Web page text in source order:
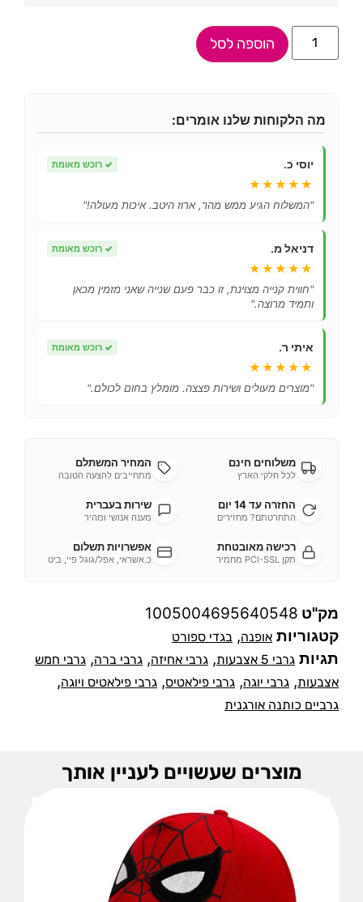
הוספה לסל
מה הלקוחות שלנו אומרים:
יוסי כ. ✓ רוכש מאומת
★★★★★
"המשלוח הגיע ממש מהר, ארוז היטב. איכות מעולה!"
דניאל מ. ✓ רוכש מאומת
★★★★★
"חווית קנייה מצוינת, זו כבר פעם שנייה שאני מזמין מכאן
ותמיד מרוצה."
איתי ר. ✓ רוכש מאומת
★★★★★
"מוצרים מעולים ושירות פצצה. מומלץ בחום לכולם."
משלוחים חינם
לכל חלקי הארץ
המחיר המשתלם
מתחייבים להצעה הטובה
החזרה עד 14 יום
התחרטתם? מחזירים
שירות בעברית
מענה אנושי ומהיר
רכישה מאובטחת
תקן PCI-SSL מחמיר
אפשרויות תשלום
כ.אשראי, אפל/גוגל פיי, ביט
מק"ט 1005004695640548
קטגוריות אופנה, בגדי ספורט
תגיות גרבי 5 אצבעות , גרבי אחיזה, גרבי ברה, גרבי חמש
אצבעות, גרבי יוגה, גרבי פילאטיס, גרבי פילאטיס ויוגה,
גרביים כותנה אורגנית
מוצרים שעשויים לעניין אותך